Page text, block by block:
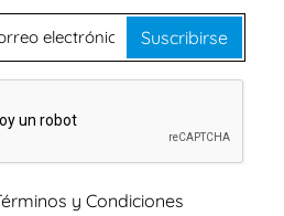
Suscribirse
y Condiciones